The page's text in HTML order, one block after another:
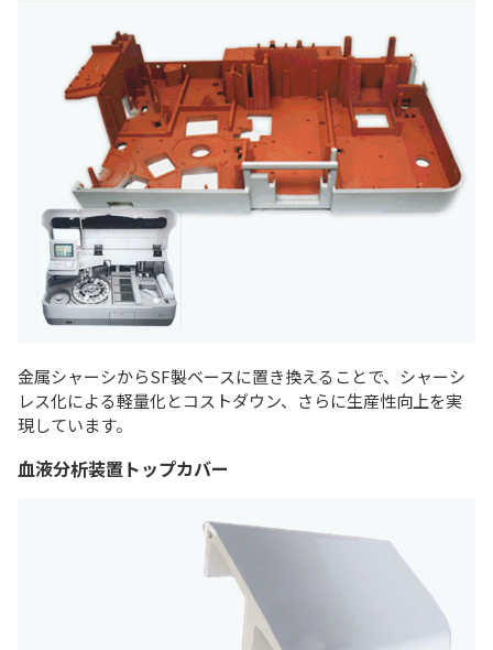
金属シャーシからSF製ベースに置き換えることで、シャーシ
レス化による軽量化とコストダウン、さらに生産性向上を実
現しています。
血液分析装置トップカバー